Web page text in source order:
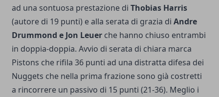
ad una sontuosa prestazione di Thobias Harris
(autore di 19 punti) e alla serata di grazia di Andre
Drummond e Jon Leuer che hanno chiuso entrambi
in doppia-doppia. Avvio di serata di chiara marca
Pistons che rifila 36 punti ad una distratta difesa dei
Nuggets che nella prima frazione sono già costretti
a rincorrere un passivo di 15 punti (21-36). Meglio i